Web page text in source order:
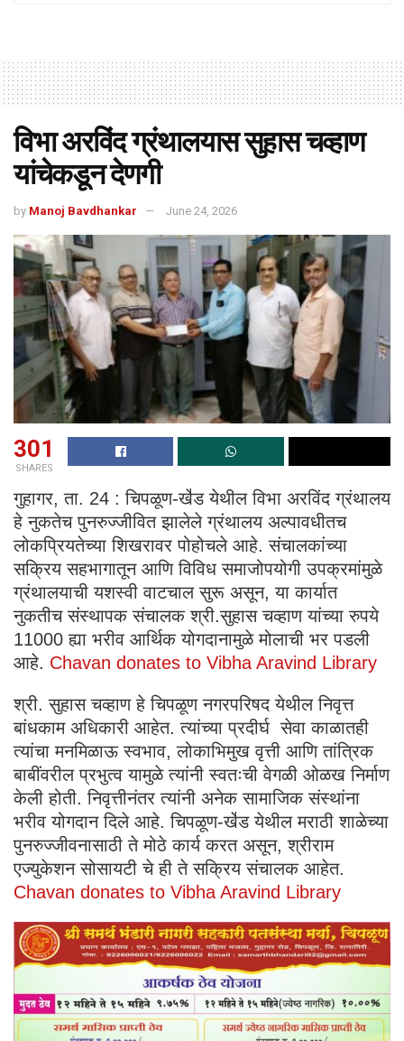
विभा अरविंद ग्रंथालयास सुहास चव्हाण
यांचेकडून देणगी
by Manoj Bavdhankar June 24, 2026
301
SHARES
गुहागर, ता. 24 : चिपळूण-खे॑ड येथील विभा अरविंद ग्रंथालय
हे नुकतेच पुनरुज्जीवित झालेले ग्रंथालय अल्पावधीतच
लोकप्रियतेच्या शिखरावर पोहोचले आहे. संचालकांच्या
सक्रिय सहभागातून आणि विविध समाजोपयोगी उपक्रमांमुळे
ग्रंथालयाची यशस्वी वाटचाल सुरू असून, या कार्यात
नुकतीच संस्थापक संचालक श्री.सुहास चव्हाण यांच्या रुपये
11000 ह्या भरीव आर्थिक योगदानामुळे मोलाची भर पडली
आहे. Chavan donates to Vibha Aravind Library
श्री. सुहास चव्हाण हे चिपळूण नगरपरिषद येथील निवृत्त
बांधकाम अधिकारी आहेत. त्यांच्या प्रदीर्घ सेवा काळातही
त्यांचा मनमिळाऊ स्वभाव, लोकाभिमुख वृत्ती आणि तांत्रिक
बाबींवरील प्रभुत्व यामुळे त्यांनी स्वतःची वेगळी ओळख निर्माण
केली होती. निवृत्तीनंतर त्यांनी अनेक सामाजिक संस्थांना
भरीव योगदान दिले आहे. चिपळूण-खे॑ड येथील मराठी शाळेच्या
पुनरुज्जीवनासाठी ते मोठे कार्य करत असून, श्रीराम
एज्युकेशन सोसायटी चे ही ते सक्रिय संचालक आहेत.
Chavan donates to Vibha Aravind Library